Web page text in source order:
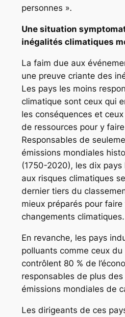
personnes ».
Une situation
inégalités climatiques
La faim due aux
une preuve criante des
Les pays les moins
climatique sont ceux qui
les conséquences et
de ressources pour y
Responsables de
émissions mondiales
(1750-2020), les dix pays
aux risques climatiques
dernier tiers du
mieux préparés pour
changements climatiques.
En revanche, les pays
polluants comme ceux du
contrôlent 80 % de
responsables de plus
émissions mondiales de
Les dirigeants de ces